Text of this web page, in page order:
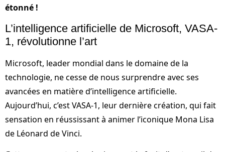
étonné !
L’intelligence artificielle de Microsoft, VASA-
1, révolutionne l’art
Microsoft, leader mondial dans le domaine de la
technologie, ne cesse de nous surprendre avec ses
avancées en matière d’intelligence artificielle.
Aujourd’hui, c’est VASA-1, leur dernière création, qui fait
sensation en réussissant à animer l’iconique Mona Lisa
de Léonard de Vinci.